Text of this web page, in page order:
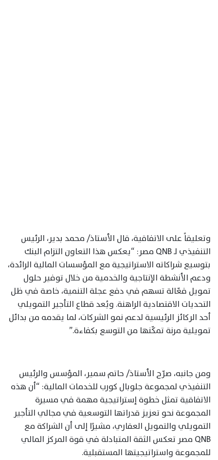
وتعليقاً على الاتفاقية، قال الأستاذ/ محمد بدير، الرئيس
التنفيذي لـ QNB مصر: “يعكس هذا التعاون التزام البنك
بتوسيع شراكاته الاستراتيجية مع المؤسسات المالية الرائدة،
ودعم الأنشطة الإنتاجية والخدمية من خلال توفير حلول
تمويل فعّالة تسهم في دفع عجلة التنمية، خاصة في ظل
التحديات الاقتصادية الراهنة. ويُعد قطاع التأجير التمويلي
أحد الركائز الرئيسية لدعم نمو الشركات، لما يقدمه من بدائل
تمويلية مرنة تمكّنها من التوسع بكفاءة.”
ومن جانبه، صرّح الأستاذ/ حاتم سمير، المؤسس والرئيس
التنفيذي لمجموعة جلوبال كورب للخدمات المالية: “أن هذه
الاتفاقية تمثل خطوة إستراتيجية مهمة في مسيرة
المجموعة نحو تعزيز قدراتها التوسعية في مجالي التأجير
التمويلي والتمويل العقاري، مشيرًا إلى أن الشراكة مع
QNB مصر تعكس الثقة المتبادلة في قوة المركز المالي
للمجموعة واستراتيجيتها المستقبلية.